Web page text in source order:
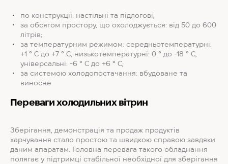
по конструкції: настільні та підлогові;
за обсягом простору, що охолоджується: від 50 до 600
літрів;
за температурним режимом: середньотемпературні:
+1 ° С до +7 ° С, низькотемпературні: 0 ° до -18 ° С,
універсальні: -6 ° С до +6 ° С;
за системою холодопостачання: вбудоване та
виносне.
Переваги холодильних вітрин
Зберігання, демонстрація та продаж продуктів
харчування стало простою та швидкою справою завдяки
даним апаратам. Головна перевага такого обладнання
полягає у підтримці стабільної необхідної для зберігання